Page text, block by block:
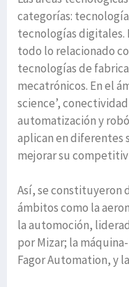
categorías:
tecnologías digitales.
todo lo relacionado
tecnologías de
mecatrónicos. En el
science’,
automatización y
aplican en diferentes
mejorar su
Así, se constituyeron
ámbitos como la
la automoción,
por Mizar; la
Fagor Automation, y